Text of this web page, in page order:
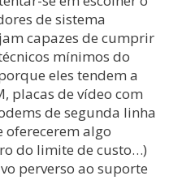
de sistema
capazes de cumprir
mínimos do
eles tendem a
placas de vídeo com
de segunda linha
oferecerem algo
do limite de custo…)
perverso ao suporte